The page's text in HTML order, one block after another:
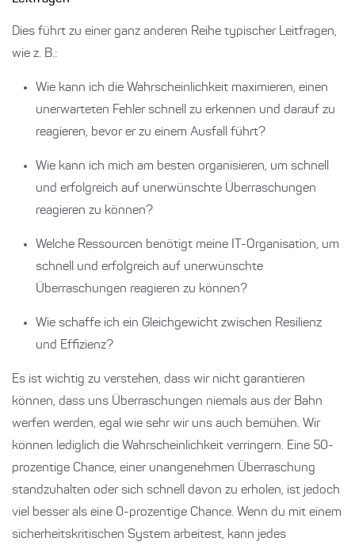
Dies führt zu einer ganz anderen Reihe typischer Leitfragen,
wie z. B.:
Wie kann ich die Wahrscheinlichkeit maximieren, einen
unerwarteten Fehler schnell zu erkennen und darauf zu
reagieren, bevor er zu einem Ausfall führt?
Wie kann ich mich am besten organisieren, um schnell
und erfolgreich auf unerwünschte Überraschungen
reagieren zu können?
Welche Ressourcen benötigt meine IT-Organisation, um
schnell und erfolgreich auf unerwünschte
Überraschungen reagieren zu können?
Wie schaffe ich ein Gleichgewicht zwischen Resilienz
und Effizienz?
Es ist wichtig zu verstehen, dass wir nicht garantieren
können, dass uns Überraschungen niemals aus der Bahn
werfen werden, egal wie sehr wir uns auch bemühen. Wir
können lediglich die Wahrscheinlichkeit verringern. Eine 50-
prozentige Chance, einer unangenehmen Überraschung
standzuhalten oder sich schnell davon zu erholen, ist jedoch
viel besser als eine 0-prozentige Chance. Wenn du mit einem
sicherheitskritischen System arbeitest, kann jedes